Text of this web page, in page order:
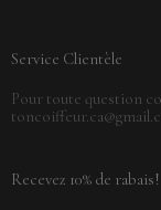
Service Clientèle
Pour toute question
Recevez 10% de rabais!